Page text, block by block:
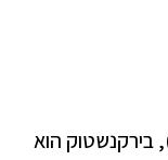
בירקנשטוק הוא